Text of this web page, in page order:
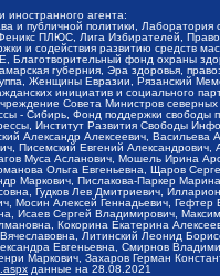
агента:
и публичной политики,
ПЛЮС, Лига Избирателей,
и содействия развитию средств
фонд охраны
губерния, Эра здоровья,
Женщины Евразии, Рязанский
инициатив и социального
Совета Министров северных
- Сибирь, Фонд поддержки
Институт Развития Свободы
Александр Алексеевич,
Писемский Евгений
Муса Асланович, Мошель Ирина
Ольга Евгеньевна, Щаров
Маркович, Пислакова-Паркер
Гудков Лев Дмитриевич,
Мосин Алексей Геннадьевич,
Исаев Сергей Владимирович,
Кокорина Екатерина
Литинский Леонид
Евгеньевна, Смирнов
Маркович, Захаров Герман
данные на 28.08.2021